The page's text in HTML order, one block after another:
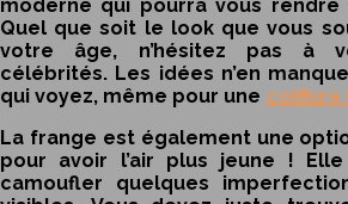
moderne qui pourra vous
Quel que soit le look que vous
votre âge, n’hésitez pas à
célébrités. Les idées n’en
qui voyez, même pour une coiffure
La frange est également une
pour avoir l’air plus jeune !
camoufler quelques